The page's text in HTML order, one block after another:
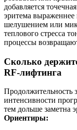
добавляется
эритема
шелушением или
теплового стресса
процессы
Сколько
RF‑лифтинга
Продолжительность
интенсивности
тем дольше заметна
Ориентиры: